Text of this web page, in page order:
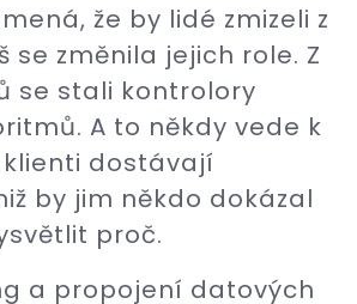
že by lidé zmizeli z
se změnila jejich role. Z
se stali kontrolory
A to někdy vede k
dostávají
by jim někdo dokázal
proč.
a propojení datových